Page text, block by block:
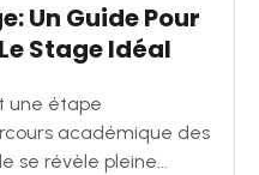
Un Guide Pour
Stage Idéal
une étape
académique des
se révèle pleine...